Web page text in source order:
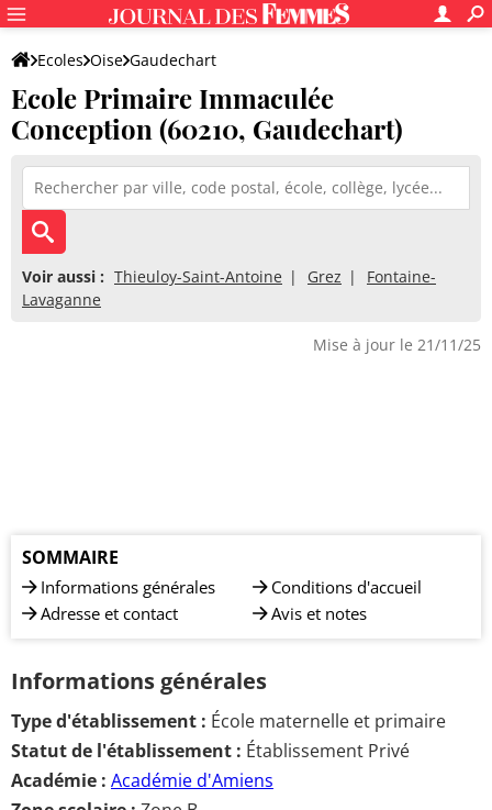
Ecoles Oise Gaudechart
Ecole Primaire Immaculée Conception
Ecole Primaire Immaculée
Conception (60210, Gaudechart)
Voir aussi : Thieuloy-Saint-Antoine Grez
Fontaine-
Lavaganne
Mise à jour le 21/11/25
SOMMAIRE
Informations générales
Adresse et contact
Conditions d'accueil
Avis et notes
Informations générales
Type d'établissement : École maternelle et primaire
Statut de l'établissement : Établissement Privé
Académie : Académie d'Amiens